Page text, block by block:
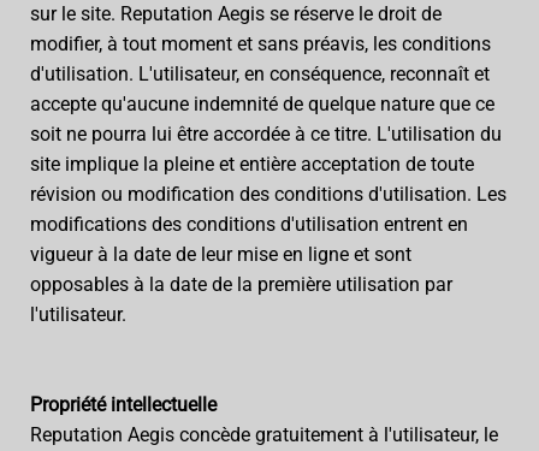
sur le site. Reputation Aegis se réserve le droit de
modifier, à tout moment et sans préavis, les conditions
d'utilisation. L'utilisateur, en conséquence, reconnaît et
accepte qu'aucune indemnité de quelque nature que ce
soit ne pourra lui être accordée à ce titre. L'utilisation du
site implique la pleine et entière acceptation de toute
révision ou modification des conditions d'utilisation. Les
modifications des conditions d'utilisation entrent en
vigueur à la date de leur mise en ligne et sont
opposables à la date de la première utilisation par
l'utilisateur.
Propriété intellectuelle
Reputation Aegis concède gratuitement à l'utilisateur, le